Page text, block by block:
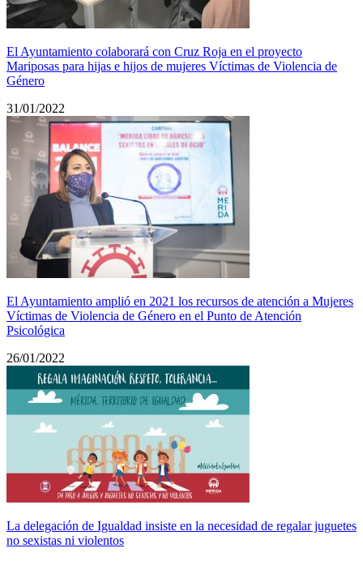
El Ayuntamiento colaborará con Cruz Roja en el proyecto
Mariposas para hijas e hijos de mujeres Víctimas de Violencia de
Género
31/01/2022
El Ayuntamiento amplió en 2021 los recursos de atención a Mujeres
Víctimas de Violencia de Género en el Punto de Atención
Psicológica
26/01/2022
La delegación de Igualdad insiste en la necesidad de regalar juguetes
no sexistas ni violentos